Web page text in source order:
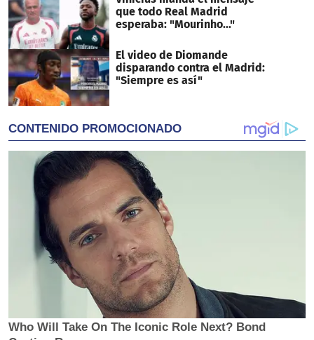
que todo Real Madrid
esperaba: "Mourinho..."
El video de Diomande
disparando contra el Madrid:
"Siempre es así"